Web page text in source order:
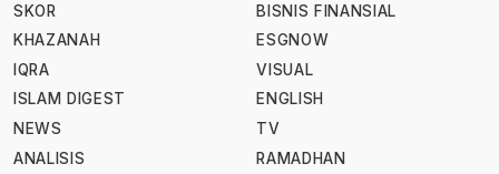
SKOR
KHAZANAH
IQRA
ISLAM DIGEST
NEWS
ANALISIS
BISNIS FINANSIAL
ESGNOW
VISUAL
ENGLISH
TV
RAMADHAN